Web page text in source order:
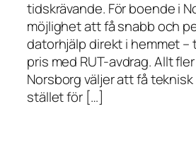
tidskrävande. För boende i
möjlighet att få snabb och
datorhjälp direkt i hemmet
pris med RUT-avdrag. Allt
Norsborg väljer att få
stället för […]